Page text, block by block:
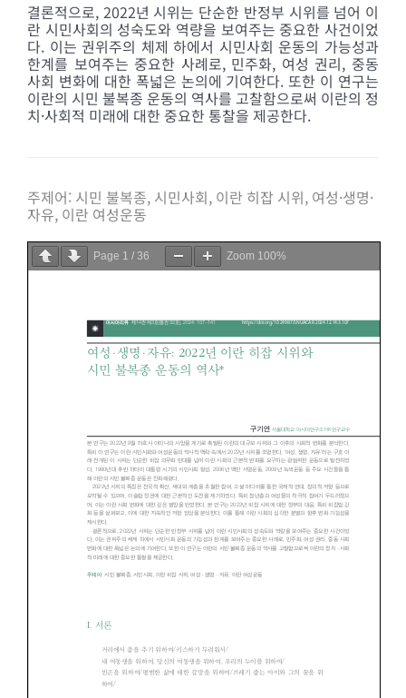
결론적으로, 2022년 시위는 단순한 반정부 시위를 넘어 이
란 시민사회의 성숙도와 역량을 보여주는 중요한 사건이었
다. 이는 권위주의 체제 하에서 시민사회 운동의 가능성과
한계를 보여주는 중요한 사례로, 민주화, 여성 권리, 중동
사회 변화에 대한 폭넓은 논의에 기여한다. 또한 이 연구는
이란의 시민 불복종 운동의 역사를 고찰함으로써 이란의 정
치·사회적 미래에 대한 중요한 통찰을 제공한다.
주제어: 시민 불복종, 시민사회, 이란 히잡 시위, 여성·생명·
자유, 이란 여성운동
Page 1 / 36 Zoom 100%